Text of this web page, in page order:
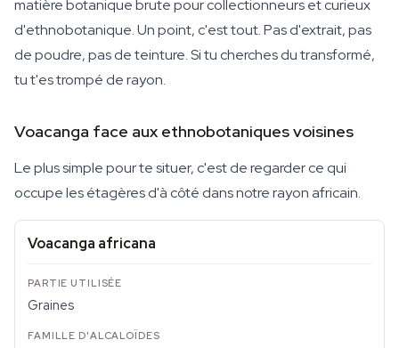
matière botanique brute pour collectionneurs et curieux
d'ethnobotanique. Un point, c'est tout. Pas d'extrait, pas
de poudre, pas de teinture. Si tu cherches du transformé,
tu t'es trompé de rayon.
Voacanga face aux ethnobotaniques voisines
Le plus simple pour te situer, c'est de regarder ce qui
occupe les étagères d'à côté dans notre rayon africain.
Voacanga africana
Graines